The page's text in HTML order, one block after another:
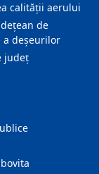
calității aerului
de
a deșeurilor
judeţ